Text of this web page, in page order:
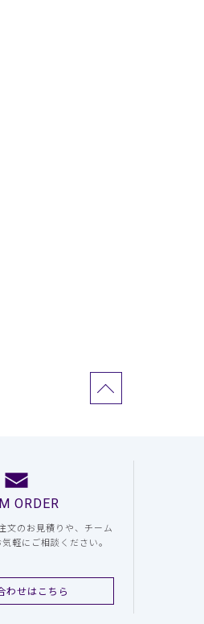
ORDER
文のお見積りや、チーム
軽にご相談ください。
わせはこちら